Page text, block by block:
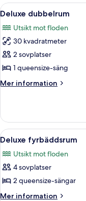
Öppna
alla
foton
för
Deluxe
dubbelrum
5
Deluxe dubbelrum
Utsikt mot floden
30 kvadratmeter
2 sovplatser
1 queensize-säng
Mer information
Mer
dubbelrum
Öppna
alla
foton
för
Deluxe
fyrbäddsrum
6
Deluxe fyrbäddsrum
Utsikt mot floden
4 sovplatser
2 queensize-sängar
Mer information
Mer